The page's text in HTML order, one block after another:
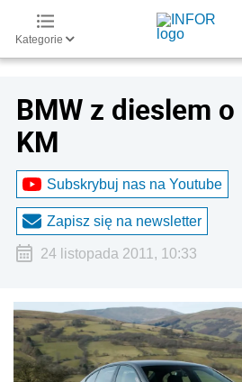
Kategorie
BMW z dieslem
KM
Subskrybuj nas na Youtube
Zapisz się na newsletter
24 listopada 2011, 10:33